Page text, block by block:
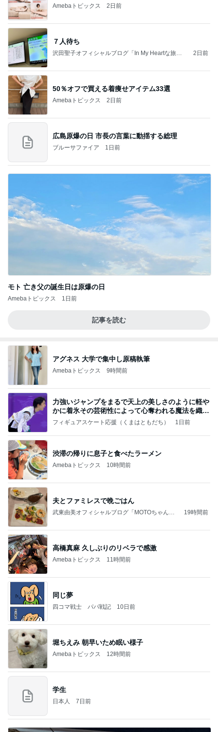
Amebaトピックス 2日前
７人待ち
沢田聖子オフィシャルブログ「In My Heartな旅日
2日前
50％オフで買える着痩せアイテム33選
Amebaトピックス 2日前
広島原爆の日 市長の言葉に動揺する総理
ブルーサファイア 1日前
モト 亡き父の誕生日は原爆の日
Amebaトピックス 1日前
記事を読む
アグネス 大学で集中し原稿執筆
Amebaトピックス 9時間前
力強いジャンプをまるで天上の美しさのように軽や
かに着氷その芸術性によって心奪われる魔法を織り
なす
フィギュアスケート応援（くまはともだち） 1日前
渋滞の帰りに息子と食べたラーメン
Amebaトピックス 10時間前
夫とファミレスで晩ごはん
武東由美オフィシャルブログ「MOTOちゃんと
19時間前
高橋真麻 久しぶりのリベラで感激
Amebaトピックス 11時間前
同じ夢
四コマ戦士 パパ戦記 10日前
堀ちえみ 朝早いため眠い様子
Amebaトピックス 12時間前
学生
日本人 7日前